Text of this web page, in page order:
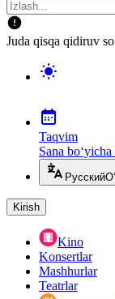
Juda qisqa qidiruv
Taqvim
Sana
Русский
Kirish
Kino
Konsertlar
Mashhurlar
Teatrlar